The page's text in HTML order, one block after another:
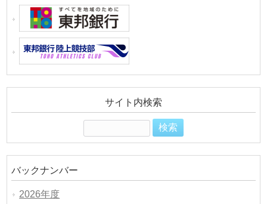
サイト内検索
検
索:
バックナンバー
2026年度